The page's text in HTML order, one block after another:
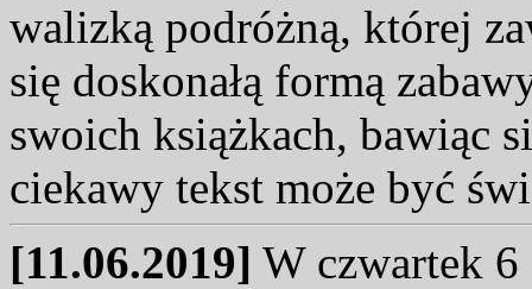
walizką podróżną, której
się doskonałą formą
swoich książkach, bawiąc
ciekawy tekst może być
[11.06.2019] W czwartek